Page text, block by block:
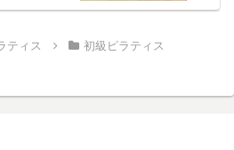
ティス 初級ピラティス